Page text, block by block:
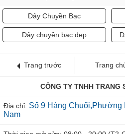
Danh mục sản phẩm
Dây Chuyền Bạc
Trang trước Trang
CÔNG TY TNHH TRANG
Nam